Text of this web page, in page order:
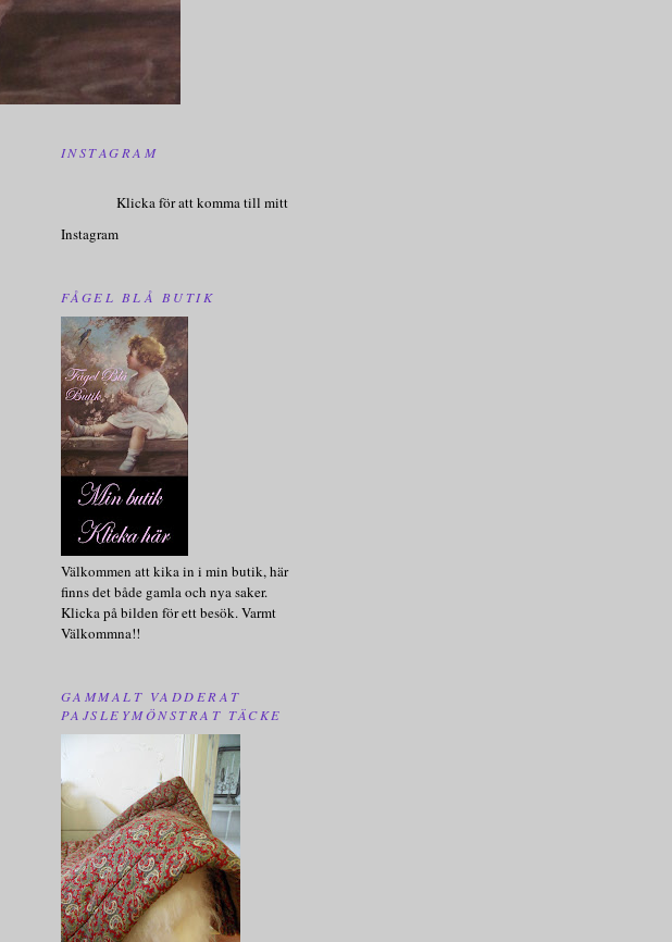
INSTAGRAM
Klicka för att komma till mitt
Instagram
FÅGEL BLÅ BUTIK
Välkommen att kika in i min butik, här
finns det både gamla och nya saker.
Klicka på bilden för ett besök. Varmt
Välkommna!!
GAMMALT VADDERAT
PAJSLEYMÖNSTRAT TÄCKE